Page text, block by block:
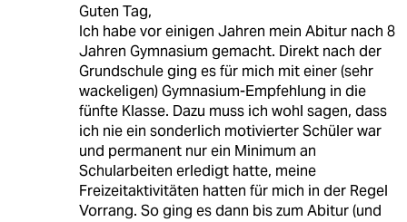
Guten Tag,
Ich habe vor einigen Jahren mein Abitur nach 8
Jahren Gymnasium gemacht. Direkt nach der
Grundschule ging es für mich mit einer (sehr
wackeligen) Gymnasium-Empfehlung in die
fünfte Klasse. Dazu muss ich wohl sagen, dass
ich nie ein sonderlich motivierter Schüler war
und permanent nur ein Minimum an
Schularbeiten erledigt hatte, meine
Freizeitaktivitäten hatten für mich in der Regel
Vorrang. So ging es dann bis zum Abitur (und